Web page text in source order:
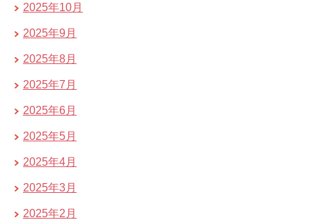
2025年10月
2025年9月
2025年8月
2025年7月
2025年6月
2025年5月
2025年4月
2025年3月
2025年2月